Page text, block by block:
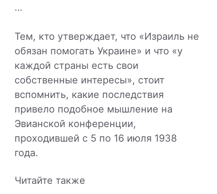
…
Тем, кто утверждает, что «Израиль не
обязан помогать Украине» и что «у
каждой страны есть свои
собственные интересы», стоит
вспомнить, какие последствия
привело подобное мышление на
Эвианской конференции,
проходившей с 5 по 16 июля 1938
года.
Читайте также